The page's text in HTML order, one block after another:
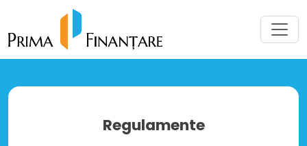
Regulamente